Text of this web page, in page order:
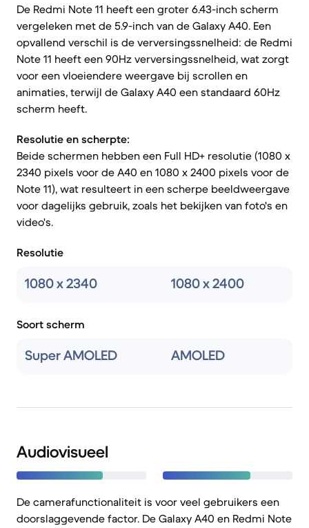
De Redmi Note 11 heeft een groter 6.43-inch scherm
vergeleken met de 5.9-inch van de Galaxy A40. Een
opvallend verschil is de verversingssnelheid: de Redmi
Note 11 heeft een 90Hz verversingssnelheid, wat zorgt
voor een vloeiendere weergave bij scrollen en
animaties, terwijl de Galaxy A40 een standaard 60Hz
scherm heeft.
Resolutie en scherpte:
Beide schermen hebben een Full HD+ resolutie (1080 x
2340 pixels voor de A40 en 1080 x 2400 pixels voor de
Note 11), wat resulteert in een scherpe beeldweergave
voor dagelijks gebruik, zoals het bekijken van foto's en
video's.
Resolutie
1080 x 2340 1080 x 2400
Soort scherm
Super AMOLED AMOLED
Audiovisueel
De camerafunctionaliteit is voor veel gebruikers een
doorslaggevende factor. De Galaxy A40 en Redmi Note